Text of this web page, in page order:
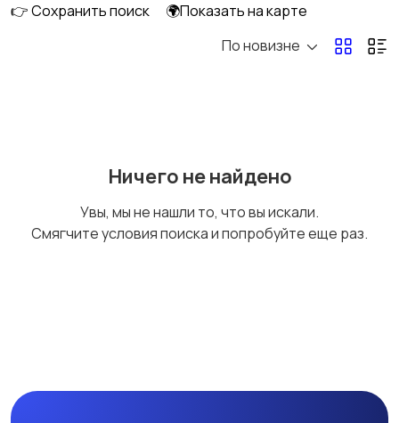
👉 Сохранить поиск
🌍Показать на карте
По новизне
Ничего не найдено
Увы, мы не нашли то, что вы искали.
Смягчите условия поиска и попробуйте еще раз.